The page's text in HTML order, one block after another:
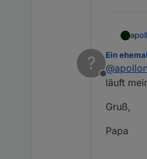
?
Offline
Ein
@
läuft
Gruß,
Papa